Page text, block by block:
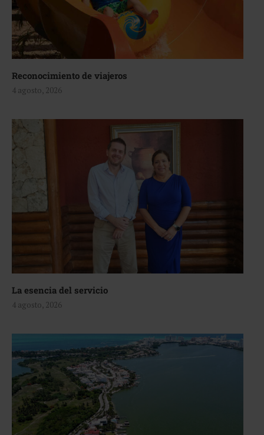
Reconocimiento de viajeros
4 agosto, 2026
La esencia del servicio
4 agosto, 2026